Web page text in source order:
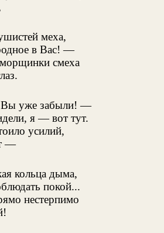
меха,
в Вас! —
смеха
уже забыли! —
я — вот тут.
усилий,
—
кольца дыма,
покой...
нестерпимо